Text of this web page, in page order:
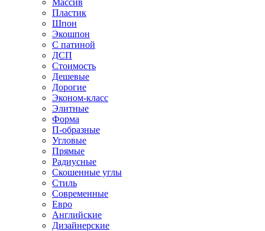
Массив
Пластик
Шпон
Экошпон
С патиной
ДСП
Стоимость
Дешевые
Дорогие
Эконом-класс
Элитные
Форма
П-образные
Угловые
Прямые
Радиусные
Скошенные углы
Стиль
Современные
Евро
Английские
Дизайнерские